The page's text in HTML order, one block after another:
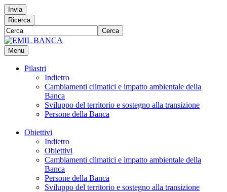
Invia
Ricerca
Cerca
Menu
Pilastri
Indietro
Cambiamenti climatici e impatto ambientale della
Banca
Sviluppo del territorio e sostegno alla transizione
Persone della Banca
Obiettivi
Indietro
Obiettivi
Cambiamenti climatici e impatto ambientale della
Banca
Persone della Banca
Sviluppo del territorio e sostegno alla transizione